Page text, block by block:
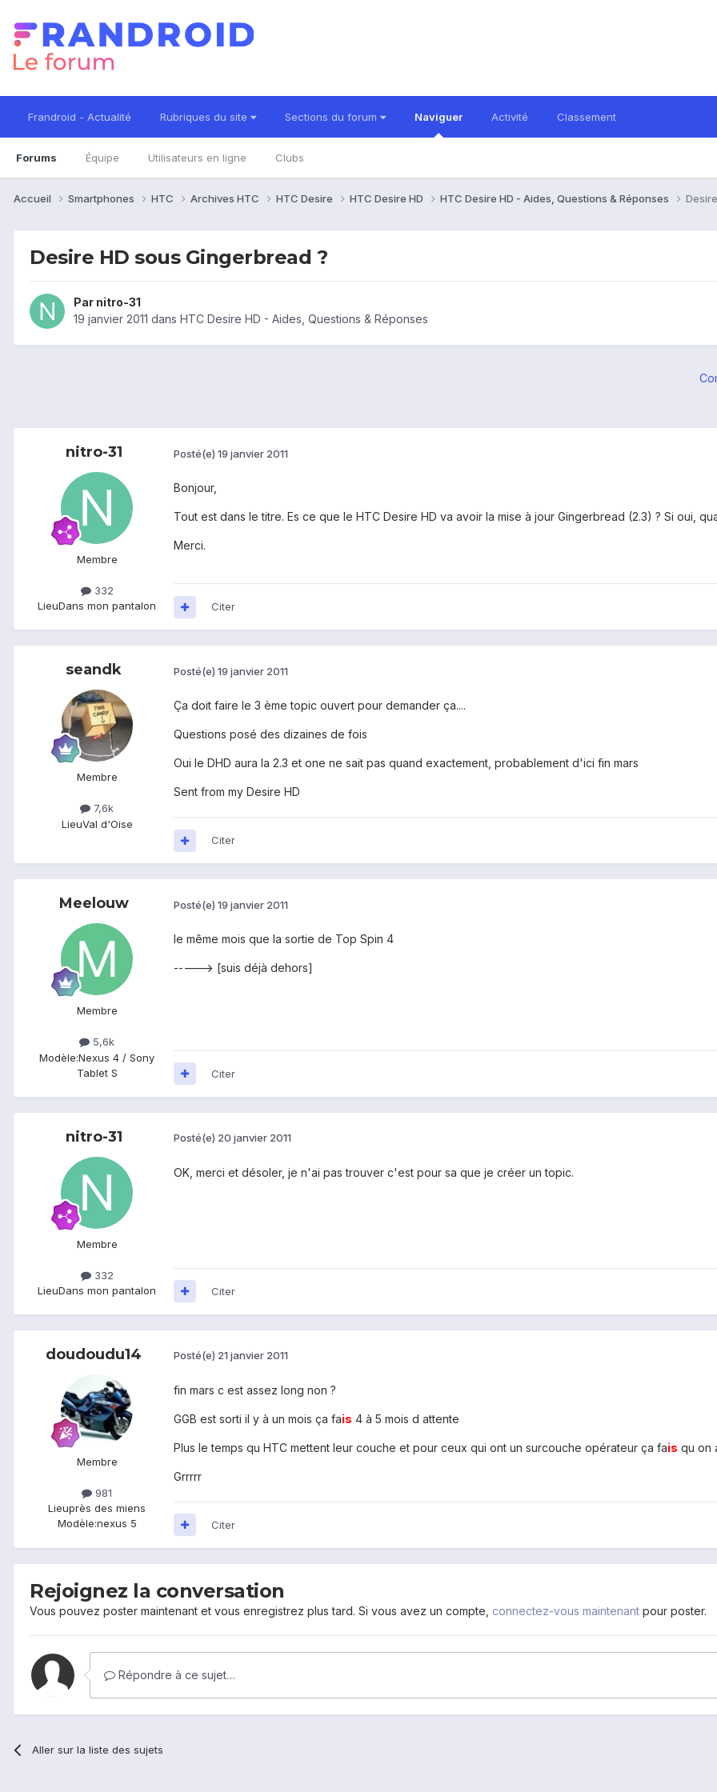
Frandroid - Actualité Rubriques du site Sections du forum Naviguer
Forums Équipe Utilisateurs en ligne Clubs
Activité Classement
Accueil Smartphones HTC Archives HTC HTC Desire HTC Desire HD HTC Desire HD - Aides, Questions & Réponses
Desire HD sous Gingerbread ?
Par nitro-31
19 janvier 2011 dans HTC Desire HD - Aides, Questions & Réponses
nitro-31
Membre
332
LieuDans mon pantalon
Posté(e) 19 janvier 2011
Bonjour,
Tout est dans le titre. Es ce que le HTC Desire HD va avoir la mise à jour Gingerbread (2.3) ? Si oui,
Merci.
Citer
seandk
Membre
7,6k
LieuVal d'Oise
Posté(e) 19 janvier 2011
Ça doit faire le 3 ème topic ouvert pour demander ça....
Questions posé des dizaines de fois
Oui le DHD aura la 2.3 et one ne sait pas quand exactement, probablement d'ici fin mars
Sent from my Desire HD
Citer
Meelouw
Membre
5,6k
Modèle:Nexus 4 / Sony
Tablet S
Posté(e) 19 janvier 2011
le même mois que la sortie de Top Spin 4
-----> [suis déjà dehors]
Citer
nitro-31
Membre
332
LieuDans mon pantalon
Posté(e) 20 janvier 2011
OK, merci et désoler, je n'ai pas trouver c'est pour sa que je créer un topic.
Citer
doudoudu14
Membre
981
Lieuprès des miens
Modèle:nexus 5
Posté(e) 21 janvier 2011
fin mars c est assez long non ?
GGB est sorti il y à un mois ça fais 4 à 5 mois d attente
Plus le temps qu HTC mettent leur couche et pour ceux qui ont un surcouche opérateur ça fais qu on
Grrrrr
Citer
Rejoignez la conversation
Vous pouvez poster maintenant et vous enregistrez plus tard. Si vous avez un compte, connectez-vous maintenant pour poster.
Répondre à ce sujet…
Aller sur la liste des sujets